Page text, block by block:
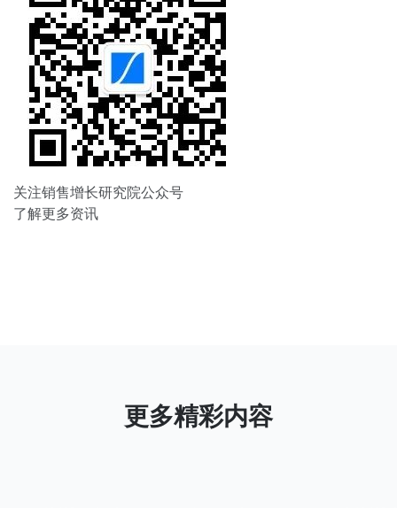
关注销售增长研究院公众号
了解更多资讯